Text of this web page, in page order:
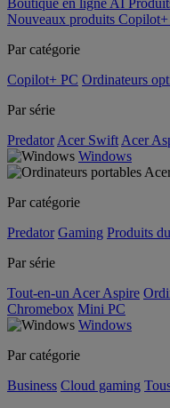
Boutique en ligne AI
Nouveaux produits Copilot+
Par catégorie
Copilot+ PC Ordinateurs
Par série
Predator Acer Swift Acer
Windows
Par catégorie
Predator Gaming Produits
Par série
Tout-en-un Acer Aspire
Chromebox Mini PC
Windows
Par catégorie
Business Cloud gaming